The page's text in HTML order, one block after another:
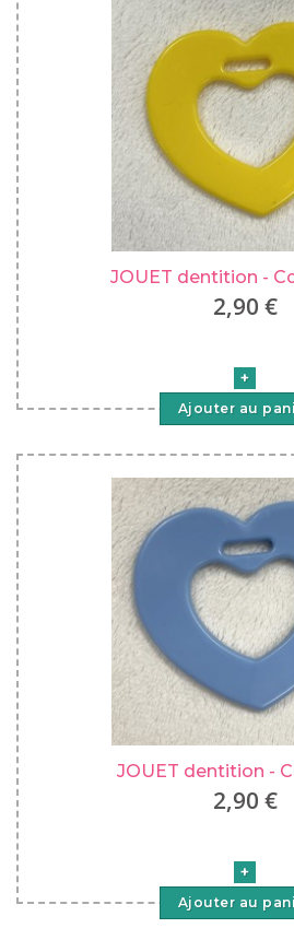
JOUET dentition -
2,90 €
Ajouter au
JOUET dentition -
2,90 €
Ajouter au